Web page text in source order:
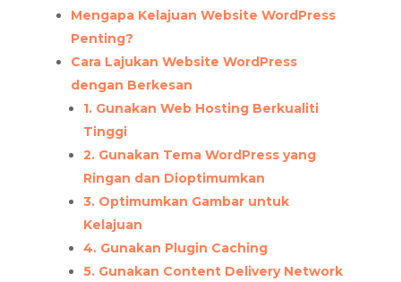
Mengapa Kelajuan Website WordPress
Penting?
Cara Lajukan Website WordPress
dengan Berkesan
1. Gunakan Web Hosting Berkualiti
Tinggi
2. Gunakan Tema WordPress yang
Ringan dan Dioptimumkan
3. Optimumkan Gambar untuk
Kelajuan
4. Gunakan Plugin Caching
5. Gunakan Content Delivery Network